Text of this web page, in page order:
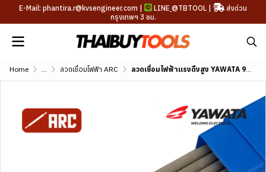
E-Mail: phantira.r@kvsengineer.com | LINE @TBTOOL |
ส่งด่วน
กรุงเทพฯ 3 ชม.
Home ... ลวดเชื่อมไฟฟ้า ARC ลวดเชื่อมไฟฟ้าแรงดึงสูง YAWATA 9015-B9 (AWS A5.5 E9015-B9)